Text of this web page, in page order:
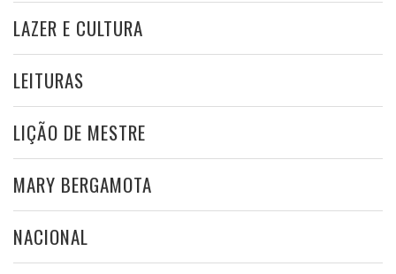
LAZER E CULTURA
LEITURAS
LIÇÃO DE MESTRE
MARY BERGAMOTA
NACIONAL